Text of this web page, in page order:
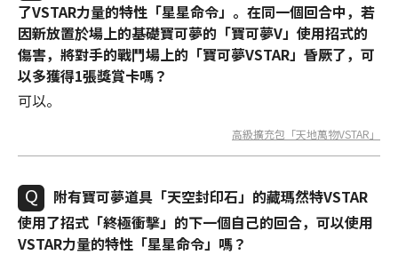
了VSTAR力量的特性「星星命令」。在同一個回合中，若
因新放置於場上的基礎寶可夢的「寶可夢V」使用招式的
傷害，將對手的戰鬥場上的「寶可夢VSTAR」昏厥了，可
以多獲得1張獎賞卡嗎？
可以。
高級擴充包「天地萬物VSTAR」
附有寶可夢道具「天空封印石」的藏瑪然特VSTAR
使用了招式「終極衝擊」的下一個自己的回合，可以使用
VSTAR力量的特性「星星命令」嗎？